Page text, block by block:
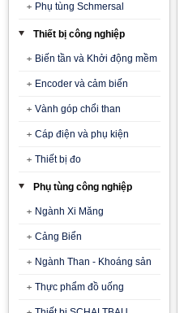
Phụ tùng Schmersal
Thiết bị công nghiệp
Biến tần và Khởi động mềm
Encoder và cảm biến
Vành góp chổi than
Cáp điện và phụ kiện
Thiết bị đo
Phụ tùng công nghiệp
Ngành Xi Măng
Cảng Biển
Ngành Than - Khoáng sản
Thực phẩm đồ uống